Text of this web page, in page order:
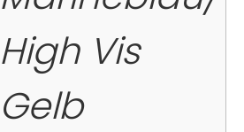
High Vis
Gelb